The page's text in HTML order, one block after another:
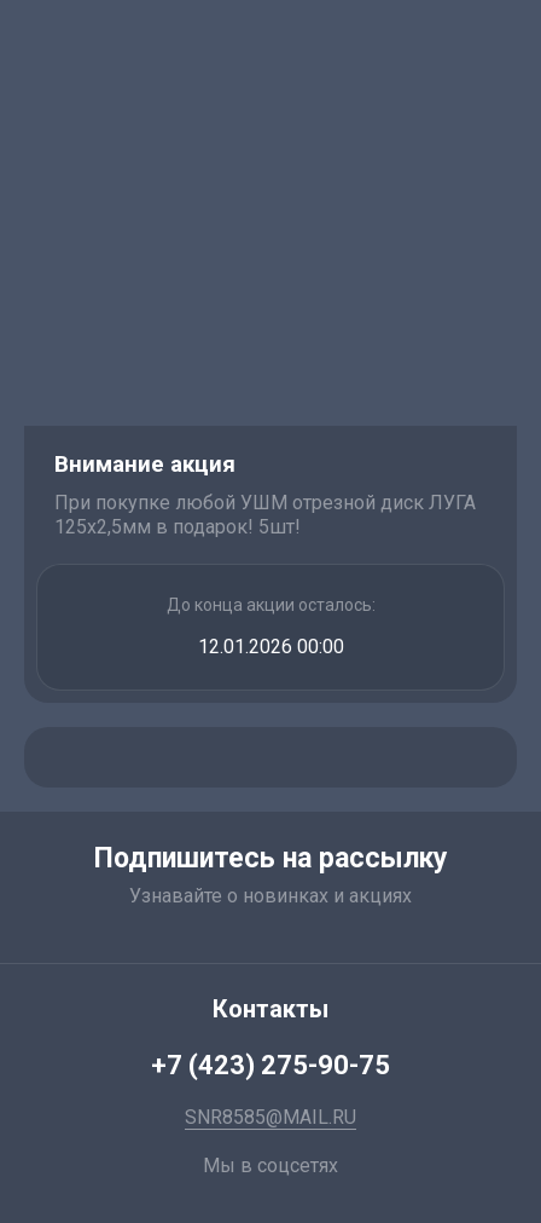
Внимание акция
При покупке любой УШМ отрезной диск ЛУГА
125х2,5мм в подарок! 5шт!
До конца акции осталось:
12.01.2026 00:00
Подпишитесь на рассылку
Узнавайте о новинках и акциях
Контакты
+7 (423) 275-90-75
SNR8585@MAIL.RU
Мы в соцсетях